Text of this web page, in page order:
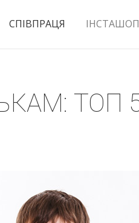
СПІВПРАЦЯ
ТОП